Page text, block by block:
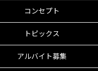
コンセプト
トピックス
アルバイト募集